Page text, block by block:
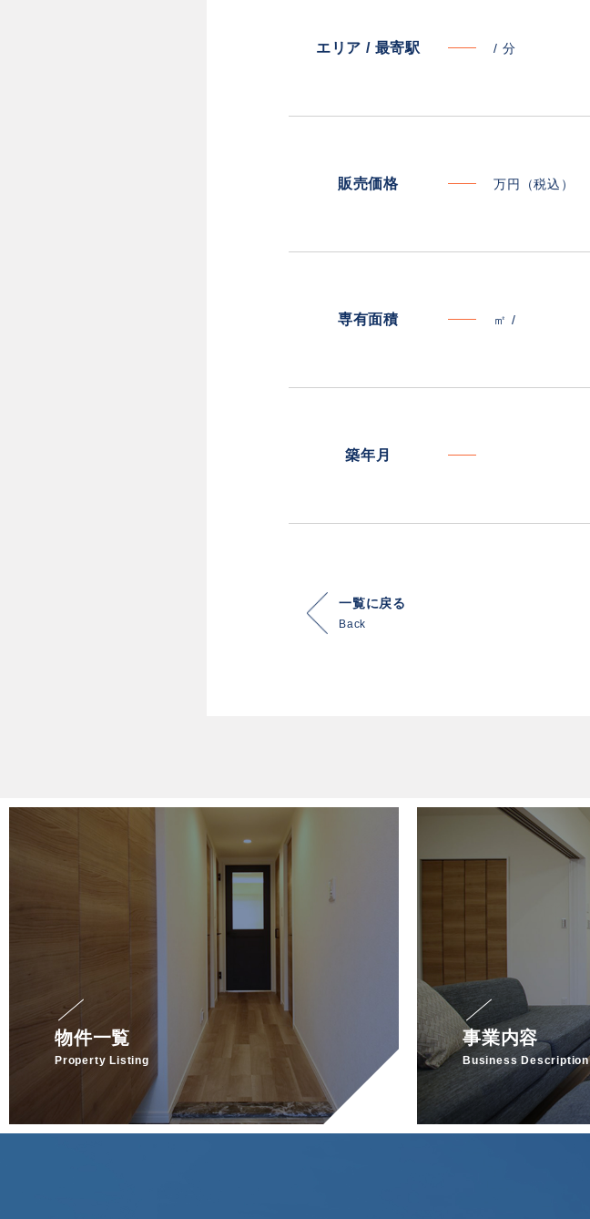
エリア / 最寄駅 / 分
販売価格 万円（税込）
専有面積 ㎡ /
築年月
一覧に戻る
Back
物件一覧
Property Listing
事業内容
Business Description